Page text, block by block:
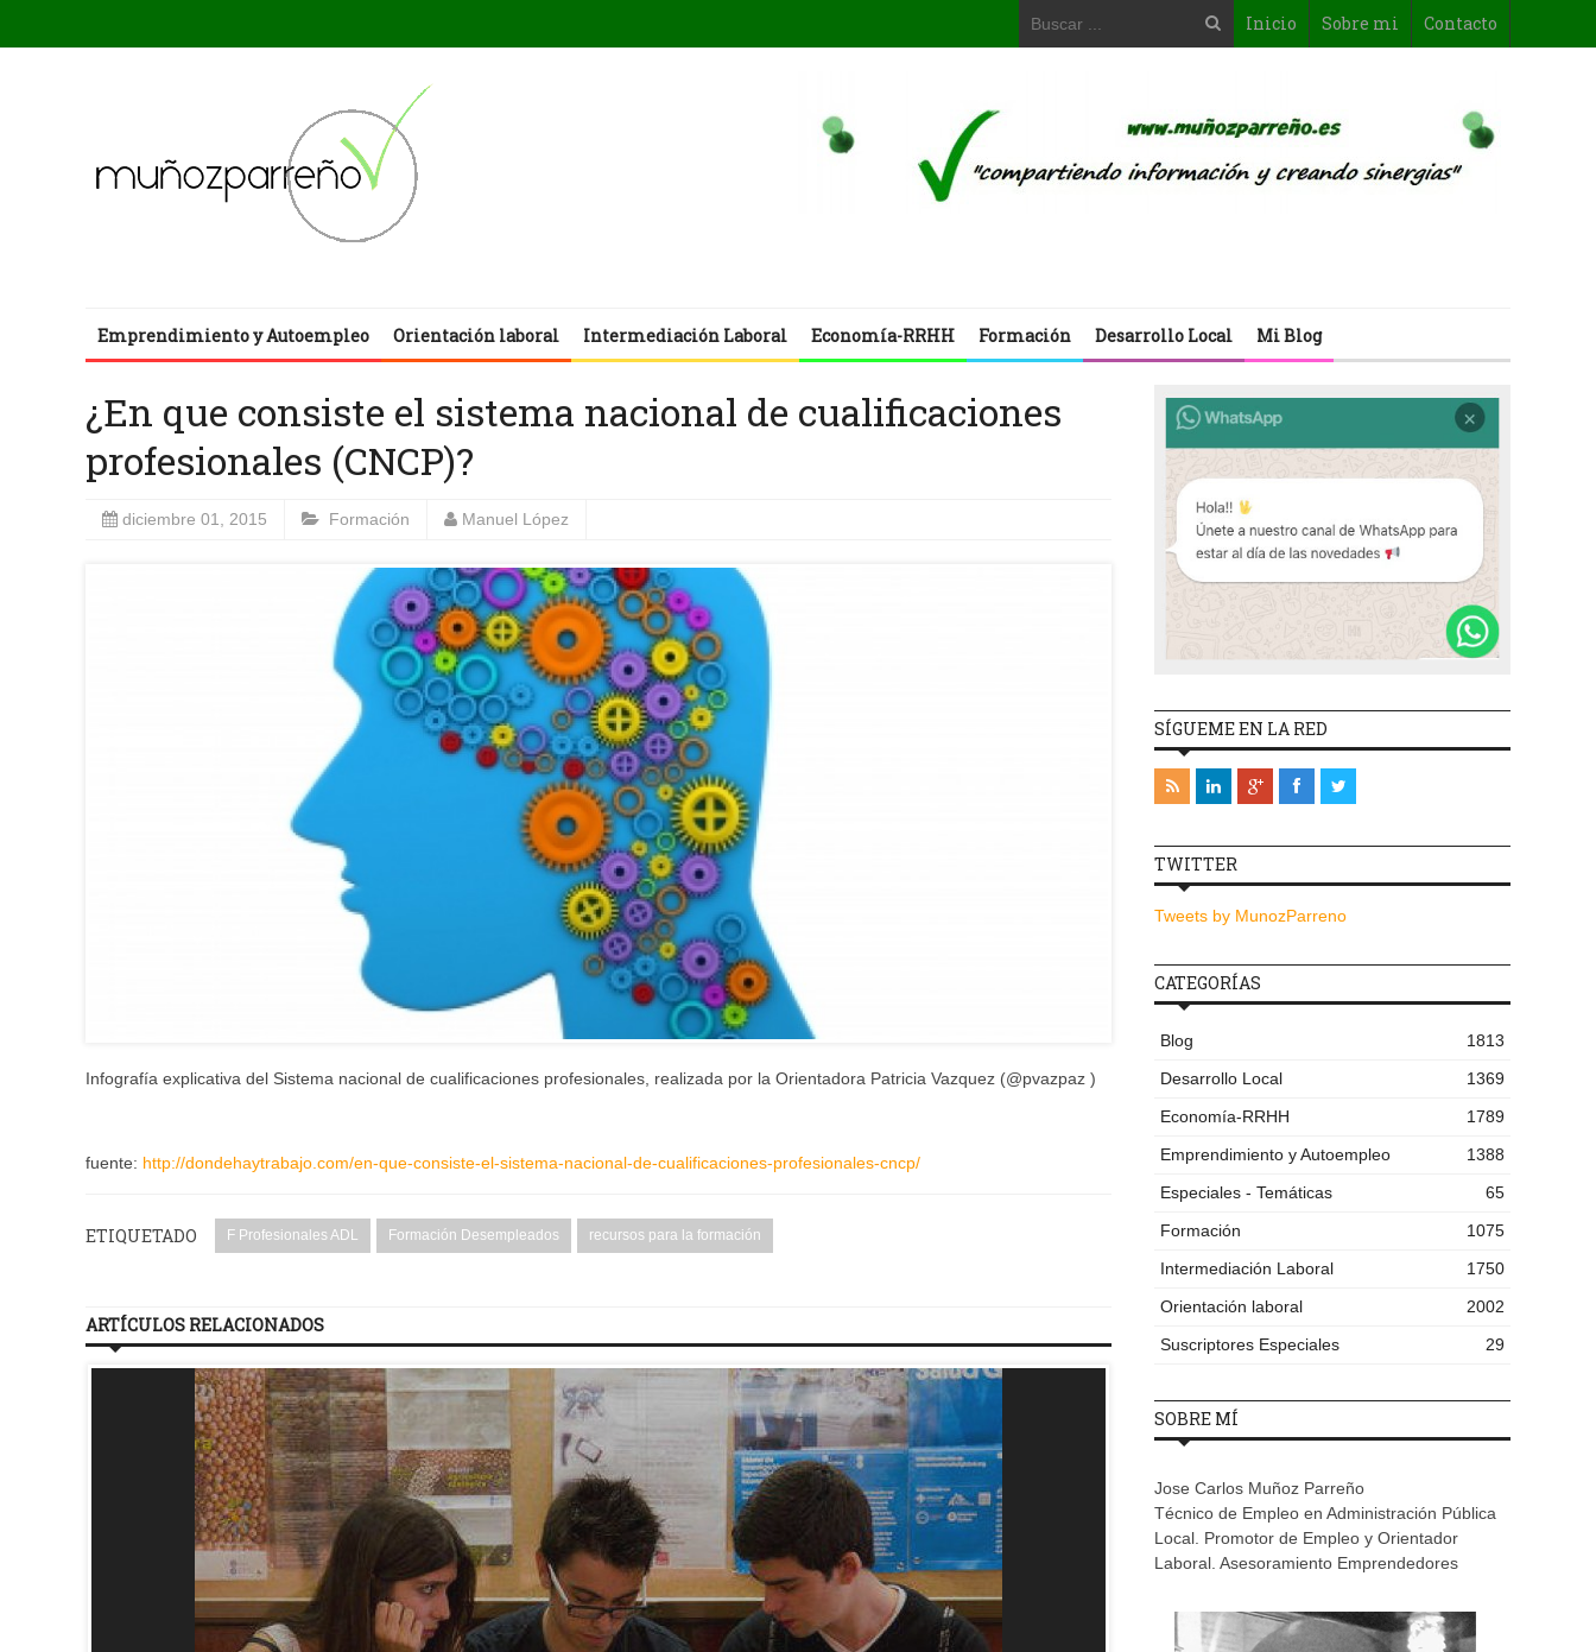
Inicio Sobre mi Contacto
Emprendimiento y Autoempleo Orientación laboral Intermediación Laboral Economía-RRHH Formación Desarrollo Local Mi Blog
¿En que consiste el sistema nacional de cualificaciones
profesionales (CNCP)?
diciembre 01, 2015 Formación Manuel López
Infografía explicativa del Sistema nacional de cualificaciones profesionales, realizada por la Orientadora Patricia Vazquez (@pvazpaz )
fuente: http://dondehaytrabajo.com/en-que-consiste-el-sistema-nacional-de-cualificaciones-profesionales-cncp/
ETIQUETADO F Profesionales ADL Formación Desempleados recursos para la formación
ARTÍCULOS RELACIONADOS
SÍGUEME EN LA RED
TWITTER
Tweets by MunozParreno
CATEGORÍAS
Blog
1813
Desarrollo Local
1369
Economía-RRHH
1789
Emprendimiento y Autoempleo
1388
Especiales - Temáticas
65
Formación
1075
Intermediación Laboral
1750
Orientación laboral
2002
Suscriptores Especiales
29
SOBRE MÍ
Jose Carlos Muñoz Parreño
Técnico de Empleo en Administración Pública
Local. Promotor de Empleo y Orientador
Laboral. Asesoramiento Emprendedores